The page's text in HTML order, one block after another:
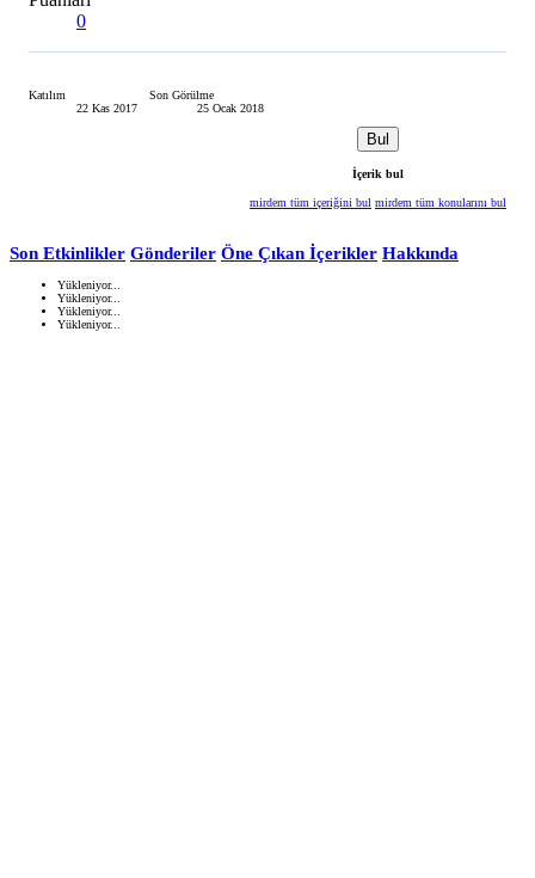
0
Katılım
22 Kas 2017
Son Görülme
25 Ocak 2018
Bul
İçerik bul
mirdem tüm içeriğini bul mirdem tüm konularını bul
Son Etkinlikler Gönderiler Öne Çıkan İçerikler Hakkında
Yükleniyor...
Yükleniyor...
Yükleniyor...
Yükleniyor...